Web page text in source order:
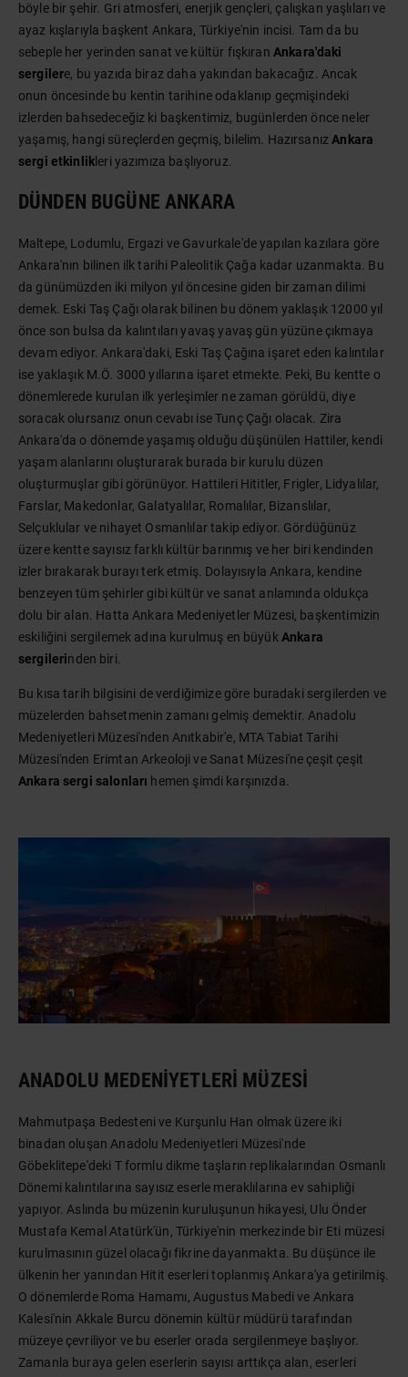
böyle bir şehir. Gri atmosferi, enerjik gençleri, çalışkan yaşlıları ve
ayaz kışlarıyla başkent Ankara, Türkiye'nin incisi. Tam da bu
sebeple her yerinden sanat ve kültür fışkıran Ankara'daki
sergilere, bu yazıda biraz daha yakından bakacağız. Ancak
onun öncesinde bu kentin tarihine odaklanıp geçmişindeki
izlerden bahsedeceğiz ki başkentimiz, bugünlerden önce neler
yaşamış, hangi süreçlerden geçmiş, bilelim. HazırsanızAnkara
sergi etkinlik leri yazımıza başlıyoruz.
DÜNDEN BUGÜNE ANKARA
Maltepe, Lodumlu, Ergazi ve Gavurkale'de yapılan kazılara göre
Ankara'nın bilinen ilk tarihi Paleolitik Çağa kadar uzanmakta. Bu
da günümüzden iki milyon yıl öncesine giden bir zaman dilimi
demek. Eski Taş Çağı olarak bilinen bu dönem yaklaşık 12000 yıl
önce son bulsa da kalıntıları yavaş yavaş gün yüzüne çıkmaya
devam ediyor. Ankara'daki, Eski Taş Çağına işaret eden kalıntılar
ise yaklaşık M.Ö. 3000 yıllarına işaret etmekte. Peki, Bu kentte o
dönemlerede kurulan ilk yerleşimler ne zaman görüldü, diye
soracak olursanız onun cevabı ise Tunç Çağı olacak. Zira
Ankara'da o dönemde yaşamış olduğu düşünülen Hattiler, kendi
yaşam alanlarını oluşturarak burada bir kurulu düzen
oluşturmuşlar gibi görünüyor. Hattileri Hititler, Frigler, Lidyalılar,
Farslar, Makedonlar, Galatyalılar, Romalılar, Bizanslılar,
Selçuklular ve nihayet Osmanlılar takip ediyor. Gördüğünüz
üzere kentte sayısız farklı kültür barınmış ve her biri kendinden
izler bırakarak burayı terk etmiş. Dolayısıyla Ankara, kendine
benzeyen tüm şehirler gibi kültür ve sanat anlamında oldukça
dolu bir alan. Hatta Ankara Medeniyetler Müzesi, başkentimizin
eskiliğini sergilemek adına kurulmuş en büyük Ankara
sergilerinden biri.
Bu kısa tarih bilgisini de verdiğimize göre buradaki sergilerden ve
müzelerden bahsetmenin zamanı gelmiş demektir. Anadolu
Medeniyetleri Müzesi'nden Anıtkabir'e, MTA Tabiat Tarihi
Müzesi'nden Erimtan Arkeoloji ve Sanat Müzesi'ne çeşit çeşit
Ankara sergi salonları hemen şimdi karşınızda.
ANADOLU MEDENIYETLERI MÜZESI
Mahmutpaşa Bedesteni ve Kurşunlu Han olmak üzere iki
binadan oluşan Anadolu Medeniyetleri Müzesi'nde
Göbeklitepe'deki T formlu dikme taşların replikalarından Osmanlı
Dönemi kalıntılarına sayısız eserle meraklılarına ev sahipliği
yapıyor. Aslında bu müzenin kuruluşunun hikayesi, Ulu Önder
Mustafa Kemal Atatürk'ün, Türkiye'nin merkezinde bir Eti müzesi
kurulmasının güzel olacağı fikrine dayanmakta. Bu düşünce ile
ülkenin her yanından Hitit eserleri toplanmış Ankara'ya getirilmiş.
O dönemlerde Roma Hamamı, Augustus Mabedi ve Ankara
Kalesi'nin Akkale Burcu dönemin kültür müdürü tarafından
müzeye çevriliyor ve bu eserler orada sergilenmeye başlıyor.
Zamanla buraya gelen eserlerin sayısı arttıkça alan, eserleri